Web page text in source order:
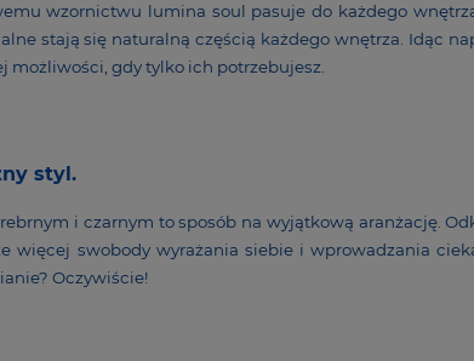
wzor­nictwu lumina soul pasuje do każdego
stają się natu­ralną częścią każdego wnętrza. Idąc
możli­wości, gdy tylko ich potrze­bu­jesz.
styl.
i czarnym to sposób na wyjąt­kową aran­żację.
więcej swobody wyra­żania siebie i wpro­wa­dzania
Oczy­wi­ście!